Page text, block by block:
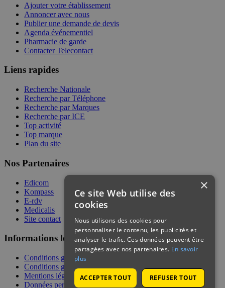
Ajouter votre établissement
Annoncer avec nous
Publier une demande de devis
Agenda événementiel
Pharmacie de garde
Contacter Telecontact
Liens rapides
Recherche Nationale
Recherche par Téléphone
Recherche par Marques
Recherche par ICE
Top activité
Top marque
Plan du site
Nos Partenaires
Edicom
Kompass
E-rdv
Medicalis
Site contact
Informations légales
Conditions générales de services
Conditions générales de vente
Mentions légales
Données personnelles
×
Ce site Web utilise des
cookies
Nous utilisons des cookies pour
personnaliser le contenu, les publicités et
analyser le trafic. Ces données peuvent être
partagées avec nos partenaires. En savoir
plus
ACCEPTER TOUT REFUSER TOUT